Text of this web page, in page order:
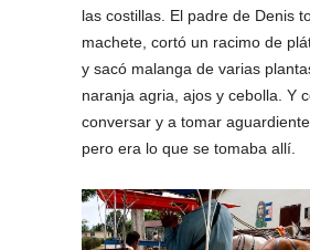
las costillas. El padre de Denis
machete, cortó un racimo de
y sacó malanga de varias
naranja agria, ajos y cebolla. Y
conversar y a tomar
pero era lo que se tomaba allí.